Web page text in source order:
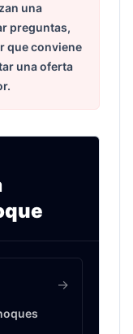
una
preguntas,
que conviene
una oferta
->